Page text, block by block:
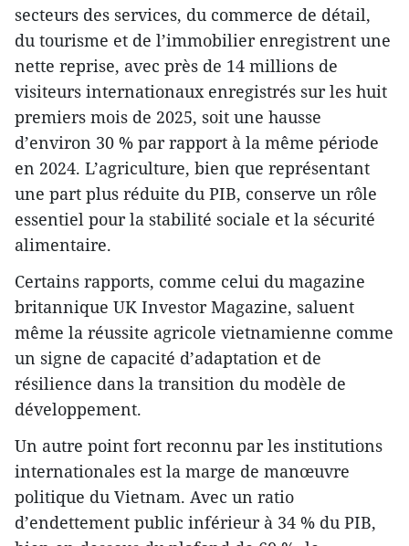
secteurs des services, du commerce de détail,
du tourisme et de l’immobilier enregistrent une
nette reprise, avec près de 14 millions de
visiteurs internationaux enregistrés sur les huit
premiers mois de 2025, soit une hausse
d’environ 30 % par rapport à la même période
en 2024. L’agriculture, bien que représentant
une part plus réduite du PIB, conserve un rôle
essentiel pour la stabilité sociale et la sécurité
alimentaire.
Certains rapports, comme celui du magazine
britannique UK Investor Magazine, saluent
même la réussite agricole vietnamienne comme
un signe de capacité d’adaptation et de
résilience dans la transition du modèle de
développement.
Un autre point fort reconnu par les institutions
internationales est la marge de manœuvre
politique du Vietnam. Avec un ratio
d’endettement public inférieur à 34 % du PIB,